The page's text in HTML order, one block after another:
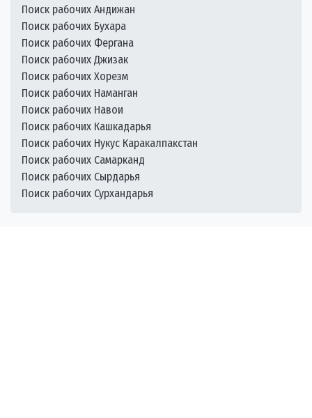
Поиск рабочих Андижан
Поиск рабочих Бухара
Поиск рабочих Фергана
Поиск рабочих Джизак
Поиск рабочих Хорезм
Поиск рабочих Наманган
Поиск рабочих Навои
Поиск рабочих Кашкадарья
Поиск рабочих Нукус Каракалпакстан
Поиск рабочих Самарканд
Поиск рабочих Сырдарья
Поиск рабочих Сурхандарья